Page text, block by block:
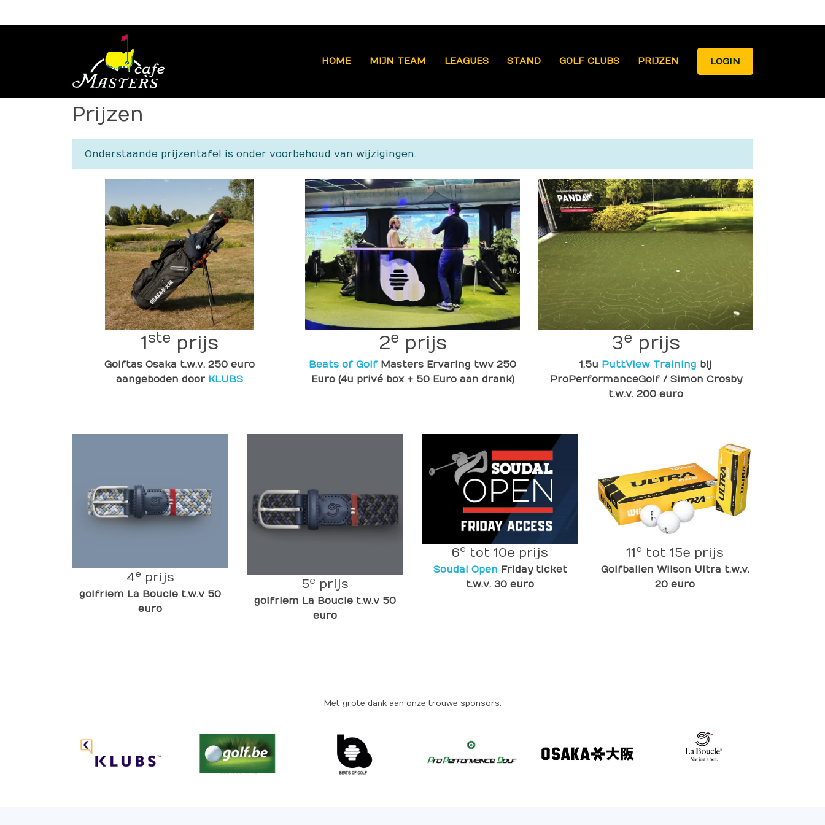
HOME MIJN TEAM LEAGUES STAND GOLF CLUBS PRIJZEN LOGIN
Prijzen
Onderstaande prijzentafel is onder voorbehoud van wijzigingen.
1ste prijs
Golftas Osaka t.w.v. 250 euro
aangeboden door KLUBS
2e prijs
Beats of GolfMasters Ervaring twv 250
Euro (4u privé box + 50 Euro aan drank)
3e prijs
1,5u PuttView Training bij
ProPerformanceGolf / Simon Crosby
t.w.v. 200 euro
4e prijs
golfriem La Boucle t.w.v 50
euro
5e prijs
golfriem La Boucle t.w.v 50
euro
6e tot 10e prijs
Soudal Open Friday ticket
t.w.v. 30 euro
11e tot 15e prijs
Golfballen Wilson Ultra t.w.v.
20 euro
Met grote dank aan onze trouwe sponsors: